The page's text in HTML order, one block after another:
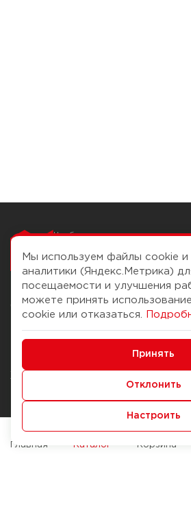
Чтобы вам легко
О компании
История Компании
Журнал
Наши марки
Брендирование
Помощь
Служба
Мы используем файлы cookie и
аналитики (Яндекс.Метрика)
посещаемости и улучшения
можете принять
cookie или отказаться.
Принять
Отклонить
Настроить
Главная Каталог Корзина